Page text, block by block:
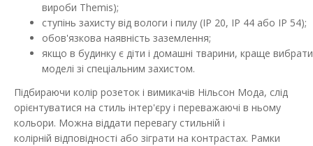
ДО КОШИКА
В порівняння
вироби Themis);
ступінь захисту від вологи і пилу (IP 20, IP 44 або IP 54);
обов'язкова наявність заземлення;
якщо в будинку є діти і домашні тварини, краще вибрати
моделі зі спеціальним захистом.
Підбираючи колір розеток і вимикачів Нільсон Мода, слід
орієнтуватися на стиль інтер'єру і переважаючі в ньому
кольори. Можна віддати перевагу стильній і
колірній відповідності або зіграти на контрастах. Рамки